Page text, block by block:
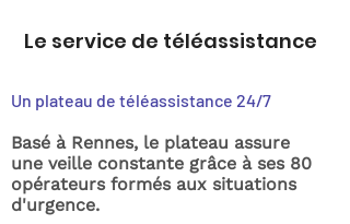
Le service de téléassistance
Un plateau de téléassistance 24/7
Basé à Rennes, le plateau assure
une veille constante grâce à ses 80
opérateurs formés aux situations
d'urgence.